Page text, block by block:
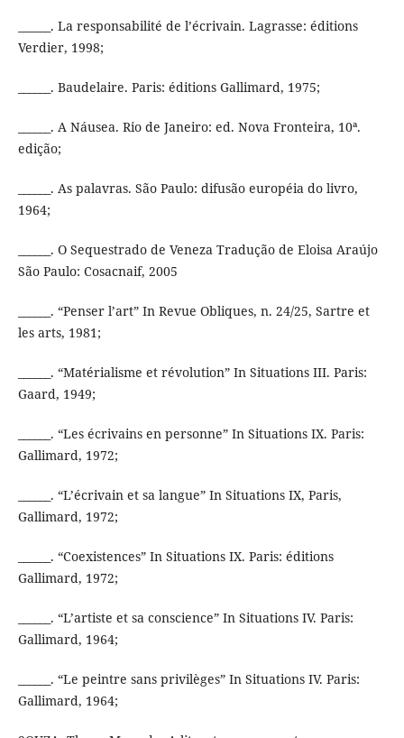
______. La responsabilité de l’écrivain. Lagrasse: éditions
Verdier, 1998;
______. Baudelaire. Paris: éditions Gallimard, 1975;
______. A Náusea. Rio de Janeiro: ed. Nova Fronteira, 10ª.
edição;
______. As palavras. São Paulo: difusão européia do livro,
1964;
______. O Sequestrado de Veneza Tradução de Eloisa Araújo
São Paulo: Cosacnaif, 2005
______. “Penser l’art” In Revue Obliques, n. 24/25, Sartre et
les arts, 1981;
______. “Matérialisme et révolution” In Situations III. Paris:
Gaard, 1949;
______. “Les écrivains en personne” In Situations IX. Paris:
Gallimard, 1972;
______. “L’écrivain et sa langue” In Situations IX, Paris,
Gallimard, 1972;
______. “Coexistences” In Situations IX. Paris: éditions
Gallimard, 1972;
______. “L’artiste et sa conscience” In Situations IV. Paris:
Gallimard, 1964;
______. “Le peintre sans privilèges” In Situations IV. Paris:
Gallimard, 1964;